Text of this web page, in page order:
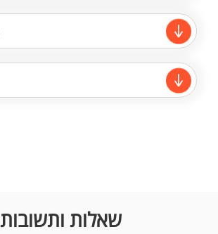
שאלות ותשובות